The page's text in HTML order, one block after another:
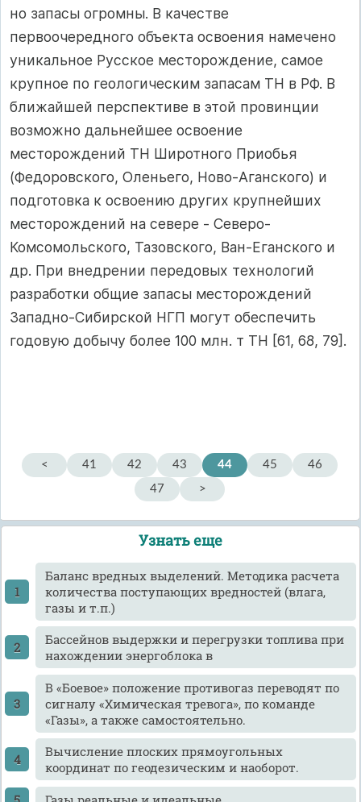
но запасы огромны. В качестве
первоочередного объекта освоения намечено
уникальное Русское месторождение, самое
крупное по геологическим запасам ТН в РФ. В
ближайшей перспективе в этой провинции
возможно дальнейшее освоение
месторождений ТН Ши­ротного Приобья
(Федоровского, Оленьего, Ново-Аганского) и
подготовка к освоению других крупнейших
ме­сторождений на севере - Северо-
Комсомольского, Тазовского, Ван-Еганского и
др. При внедрении передовых технологий
разработки общие запасы месторождений
Западно-Сибирской НГП могут обеспечить
годовую до­бычу более 100 млн. т ТН [61, 68, 79].
< 41 42 43 44 45
46
47
>
Узнать еще
Баланс вредных выделений. Методика расчета
количества поступающих вредностей (влага,
газы и т.п.)
Бассейнов выдержки и перегрузки топлива при
нахождении энергоблока в
В «Боевое» положение противогаз переводят по
сигналу «Химическая тревога», по команде
«Газы», а также самостоятельно.
Вычисление плоских прямоугольных
координат по геодезическим и наоборот.